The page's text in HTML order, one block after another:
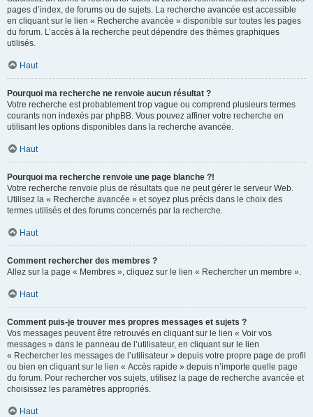
pages d’index, de forums ou de sujets. La recherche avancée est accessible
en cliquant sur le lien « Recherche avancée » disponible sur toutes les pages
du forum. L’accès à la recherche peut dépendre des thèmes graphiques
utilisés.
Haut
Pourquoi ma recherche ne renvoie aucun résultat ?
Votre recherche est probablement trop vague ou comprend plusieurs termes
courants non indexés par phpBB. Vous pouvez affiner votre recherche en
utilisant les options disponibles dans la recherche avancée.
Haut
Pourquoi ma recherche renvoie une page blanche ?!
Votre recherche renvoie plus de résultats que ne peut gérer le serveur Web.
Utilisez la « Recherche avancée » et soyez plus précis dans le choix des
termes utilisés et des forums concernés par la recherche.
Haut
Comment rechercher des membres ?
Allez sur la page « Membres », cliquez sur le lien « Rechercher un membre ».
Haut
Comment puis-je trouver mes propres messages et sujets ?
Vos messages peuvent être retrouvés en cliquant sur le lien « Voir vos
messages » dans le panneau de l’utilisateur, en cliquant sur le lien
« Rechercher les messages de l’utilisateur » depuis votre propre page de profil
ou bien en cliquant sur le lien « Accès rapide » depuis n’importe quelle page
du forum. Pour rechercher vos sujets, utilisez la page de recherche avancée et
choisissez les paramètres appropriés.
Haut